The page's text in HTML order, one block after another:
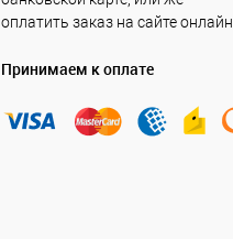
оплатить заказ на сайте онлайн.
Принимаем к оплате